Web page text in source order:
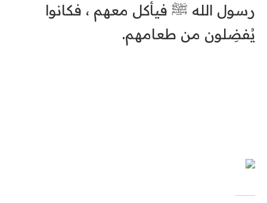
رسول الله ﷺ فيأكل معهم ، فكانوا
يُفضِلون من طعامهم.